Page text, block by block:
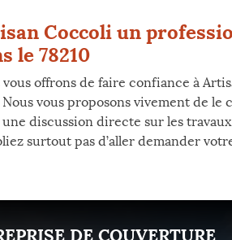
Coccoli un
le 78210
vous offrons de faire confiance à
vous proposons vivement de
discussion directe sur les
surtout pas d’aller demander
DE COUVERTURE